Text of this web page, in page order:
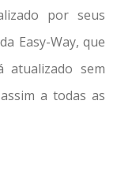
por seus
Easy-Way, que
atualizado sem
a todas as